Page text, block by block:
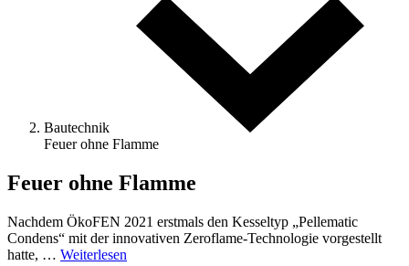
Bautechnik
Feuer ohne Flamme
Feuer ohne Flamme
Nachdem ÖkoFEN 2021 erstmals den Kesseltyp „Pellematic
Condens“ mit der innovativen Zeroflame-Technologie vorgestellt
hatte, … Weiterlesen